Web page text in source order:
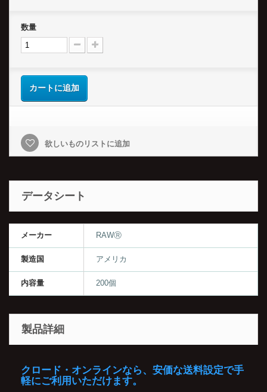
数量
カートに追加
欲しいものリストに追加
データシート
メーカー RAWⓇ
製造国 アメリカ
内容量 200個
製品詳細
クロード・オンラインなら、安価な送料設定で手
軽にご利用いただけます。